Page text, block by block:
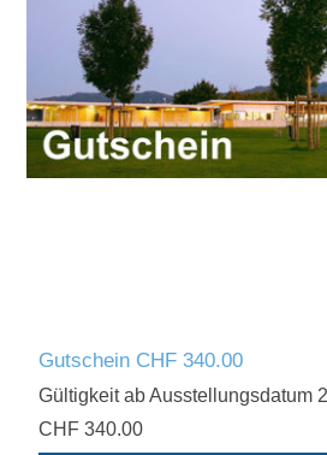
Gutschein CHF 340.00
Gültigkeit ab Ausstellungsdatum
CHF 340.00